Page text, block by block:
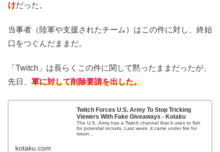
けだった。
当事者（陸軍や支援されたチーム）はこの件に対し、終始
口をつぐんだままだ。
「Twitch」は長らくこの件に関して黙ったままだったが、
先日、 軍に対して削除要請を出した。
Twitch Forces U.S. Army To Stop Tricking
Viewers With Fake Giveaways - Kotaku
The U.S. Army has a Twitch channel that it uses to fish
for potential recruits. Last week, it came under fire for
issuin...
kotaku.com